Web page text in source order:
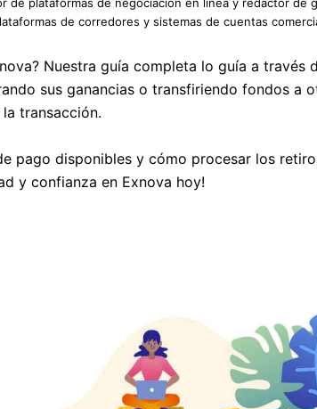
de corredores y sistemas de cuentas
Nuestra guía completa lo guía a
sus ganancias o transfiriendo fondos a
transacción.
pago disponibles y cómo procesar los
y confianza en Exnova hoy!